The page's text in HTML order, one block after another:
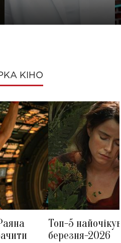
КІНО
Топ-5
березня-2026